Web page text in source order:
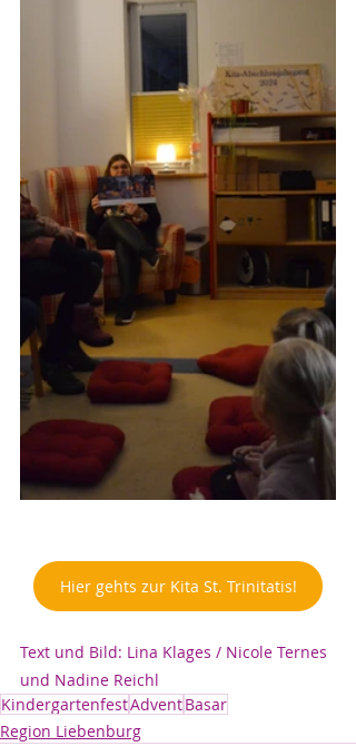
Hier gehts zur Kita St. Trinitatis!
Text und Bild: Lina Klages / Nicole Ternes
und Nadine Reichl
KindergartenfestAdventBasar
Region Liebenburg